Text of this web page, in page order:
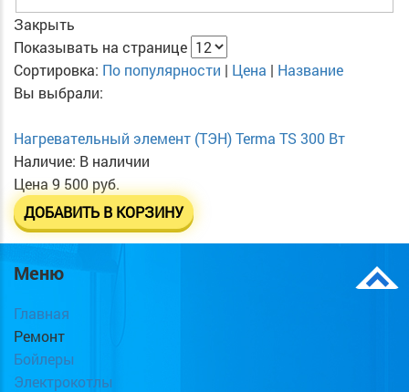
Закрыть
Показывать на странице
Сортировка: По популярности | Цена | Название
Вы выбрали:
Нагревательный элемент (ТЭН) Terma TS 300 Вт
Наличие: В наличии
Цена9 500 руб.
ДОБАВИТЬ В КОРЗИНУ
Меню
Главная
Ремонт
Бойлеры
Электрокотлы